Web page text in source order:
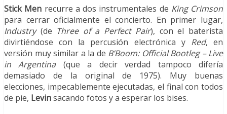
Stick Men recurre a dos instrumentales de King Crimson
para cerrar oficialmente el concierto. En primer lugar,
Industry(de Three of a Perfect Pair), con el baterista
divirtiéndose con la percusión electrónica y Red, en
versión muy similar a la de B’Boom: Official Bootleg – Live
in Argentina (que a decir verdad tampoco difería
demasiado de la original de 1975). Muy buenas
elecciones, impecablemente ejecutadas, el final con todos
de pie, Levinsacando fotos y a esperar los bises.